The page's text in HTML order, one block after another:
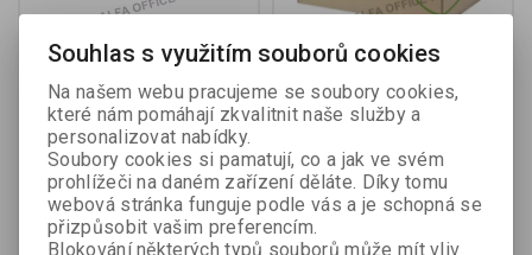
Úložný box Emba přírodní
hnědá / TYP UB3
Výrobce:Emba
Katalogové číslo:396400
131 Kč (bez DPH:)
Koupit
Archivní kontejnery ECO -
na pořadače / s víkem /
623918
Výrobce:Esselte
Katalogové číslo:
399440
177 Kč (bez DPH:)
Souhlas s využitím souborů cookies
Na našem webu pracujeme se soubory cookies,
které nám pomáhají zkvalitnit naše služby a
personalizovat nabídky.
Soubory cookies si pamatují, co a jak ve svém
prohlížeči na daném zařízení děláte. Díky tomu
webová stránka funguje podle vás a je schopná se
přizpůsobit vašim preferencím.
Blokování některých typů souborů může mít vliv